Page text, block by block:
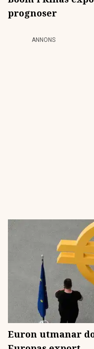
prognoser
ANNONS
Euron utmanar